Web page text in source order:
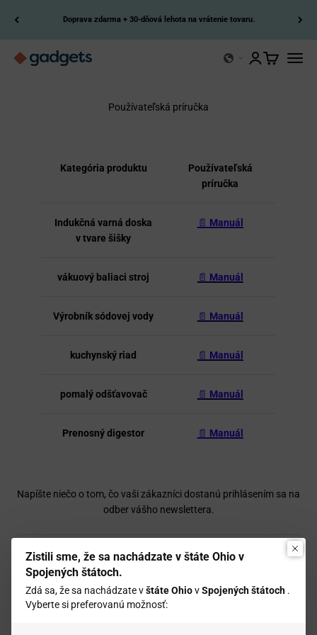
Doprava zdarma + 30-dňová lehota na vrátenie tovaru.
Kerry Gadgets Otvoriť stránku
Otvoriť košík
Používateľská príručka
Kategória produktu
Používateľská
príručka
Indukčná varná doska
v tvare šišky
📄 Manuál
vákuový baliaci stroj 📄 Manuál
Výrobník sódovej vody 📄 Manuál
kuchynský riad 📄 Manuál
pomalý odšťavovač 📄 Manuál
Prenosný digestor 📄 Manuál
Napíšte niečo o tom, čo vaši zákazníci dostanú prihlásením sa na
odber vášho newslettera.
E-mail
Prihlásiť sa na odber
Zistili sme, že sa nachádzate v štáte Ohio v
Spojených štátoch.
Zdá sa, že sa nachádzate vštáte OhiovSpojených štátoch .
Vyberte si preferovanú možnosť: